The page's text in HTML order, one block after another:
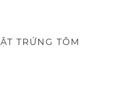
TRỨNG TÔM